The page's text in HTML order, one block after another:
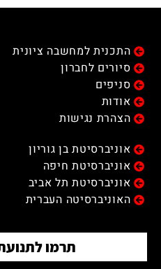
התכנית למחשבה ציונית
סיורים לחברון
סניפים
אודות
הצהרת נגישות
אוניברסיטת בן גוריון
אוניברסיטת חיפה
אוניברסיטת תל אביב
האוניברסיטה העברית
תרמו